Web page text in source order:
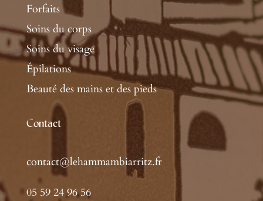
Forfaits
Soins du corps
Soins du visage
Épilations
Beauté des mains et des pieds
Contact
contact@lehammambiarritz.fr
05 59 24 96 56